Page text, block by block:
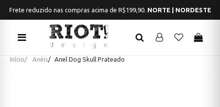
Frete reduzido nas compras acima de R$199,90. NORTE | NORDESTE
Início Anéis Anel Dog Skull Prateado